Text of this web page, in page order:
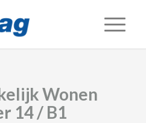
Wonen
14 / B1